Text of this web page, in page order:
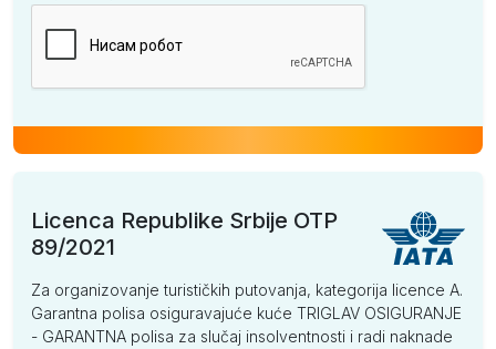
Licenca Republike Srbije OTP
89/2021
Za organizovanje turističkih putovanja, kategorija licence A.
Garantna polisa osiguravajuće kuće TRIGLAV OSIGURANJE
- GARANTNA polisa za slučaj insolventnosti i radi naknade